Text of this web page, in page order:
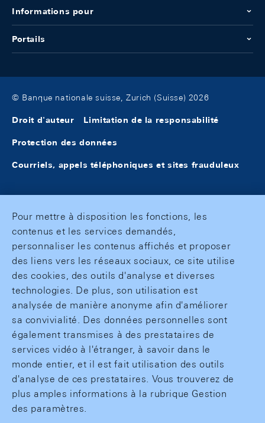
Informations pour
Portails
© Banque nationale suisse, Zurich (Suisse) 2026
Droit d'auteur Limitation de la responsabilité
Protection des données
Courriels, appels téléphoniques et sites frauduleux
Pour mettre à disposition les fonctions, les
contenus et les services demandés,
personnaliser les contenus affichés et proposer
des liens vers les réseaux sociaux, ce site utilise
des cookies, des outils d'analyse et diverses
technologies. De plus, son utilisation est
analysée de manière anonyme afin d'améliorer
sa convivialité. Des données personnelles sont
également transmises à des prestataires de
services vidéo à l'étranger, à savoir dans le
monde entier, et il est fait utilisation des outils
d'analyse de ces prestataires. Vous trouverez de
plus amples informations à la rubrique Gestion
des paramètres.